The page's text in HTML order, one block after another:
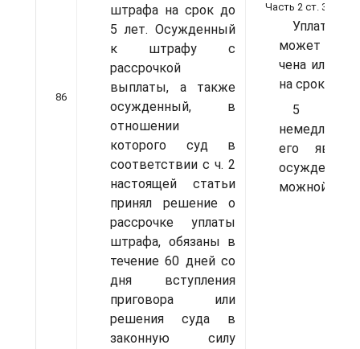
86
штрафа на срок до
5 лет. Осужденный
к штрафу с
рассроч­кой
выплаты, а также
осужден­ный, в
отношении
которого суд в
соответствии с ч. 2
настоящей ста­тьи
принял решение о
рассрочке уплаты
штрафа, обязаны в
течение 60 дней со
дня вступления
приго­вора или
решения суда в
законную силу
Часть 2 ст. 398:
Уплата
может
чена или
на срок до
5 лет,
его
можной